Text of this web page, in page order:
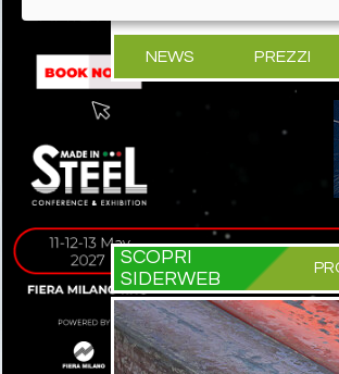
NEWS PREZZI
SCOPRI
SIDERWEB